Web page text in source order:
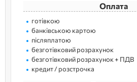
Оплата
готівкою
банківською картою
післяплатою
безготівковий розрахунок
безготівковий розрахунок + ПДВ
кредит / розстрочка